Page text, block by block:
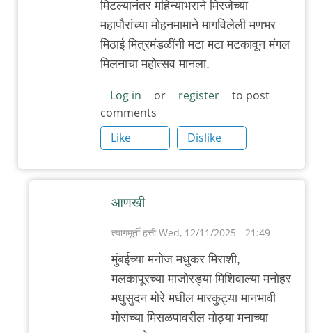
त्यागमूर्ती
हत्ती
मिटल्यानंतर महिन्याभराने मिरजेच्या
महापौरांच्या मोहनमामाने मागविलेली मणभर
मिठाई मित्रमंडळींनी मटा मटा मटकावून मंगल
मिलनाचा महोत्सव मानला.
Log in or register
to post
comments
Like
Dislike
आणखी
त्यागमूर्ती हत्ती Wed, 12/11/2025 - 21:49
In
reply
आणखी
मुंबईच्या मनोज मधुकर मिराशी,
मलकापूरच्या माजोरड्या मिशिवाल्या मनोहर
मधुसुदन मोरे मधील मारकुट्या मानभावी
मोराच्या मिसळपावरील मोठ्या मनाच्या